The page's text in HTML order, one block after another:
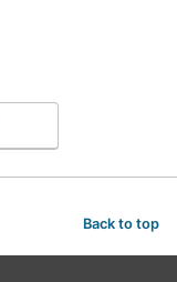
Back to top